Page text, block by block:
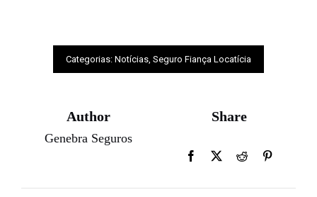
Categorias: Notícias, Seguro Fiança Locatícia
Author
Genebra Seguros
Share